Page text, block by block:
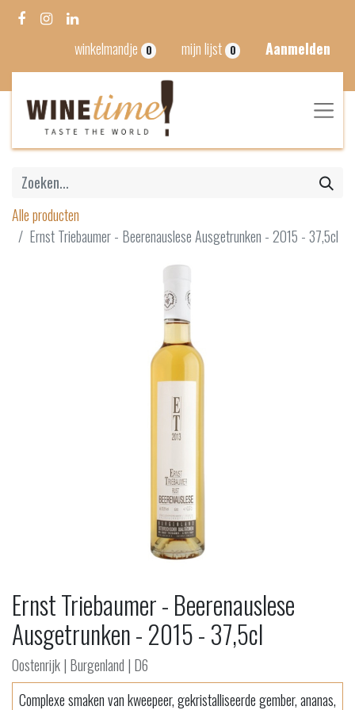
winkelmandje 0 mijn lijst 0 Aanmelden
Alle producten
Ernst Triebaumer - Beerenauslese Ausgetrunken - 2015 - 37,5cl
Ernst Triebaumer - Beerenauslese
Ausgetrunken - 2015 - 37,5cl
Oostenrijk | Burgenland | D6
Complexe smaken van kweepeer, gekristalliseerde gember, ananas,